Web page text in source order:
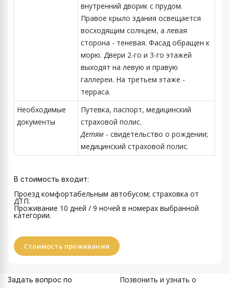
внутренний дворик с прудом.
Правое крыло здания освещается
восходящим солнцем, а левая
сторона - теневая. Фасад обращен к
морю. Двери 2-го и 3-го этажей
выходят на левую и правую
галлереи. На третьем этаже -
терраса.
Необходимые
документы
Путевка, паспорт, медицинский
страховой полис.
Детям - свидетельство о рождении;
медицинский страховой полис.
В стоимость входит:
Проезд комфортабельным автобусом; страховка от
ДТП.
Проживание 10 дней / 9 ночей в номерах выбранной
категории.
Стоимость проживания
Задать вопрос по
Позвонить и узнать о